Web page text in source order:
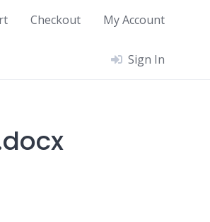
Checkout My Account
Sign In